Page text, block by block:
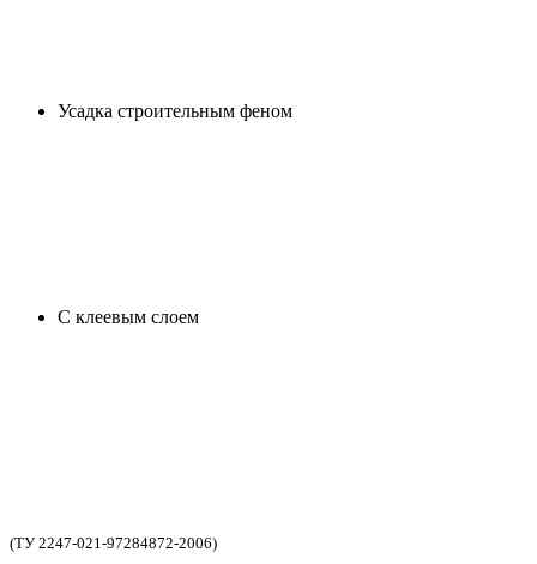
Усадка строительным феном
С клеевым слоем
(ТУ 2247-021-97284872-2006)